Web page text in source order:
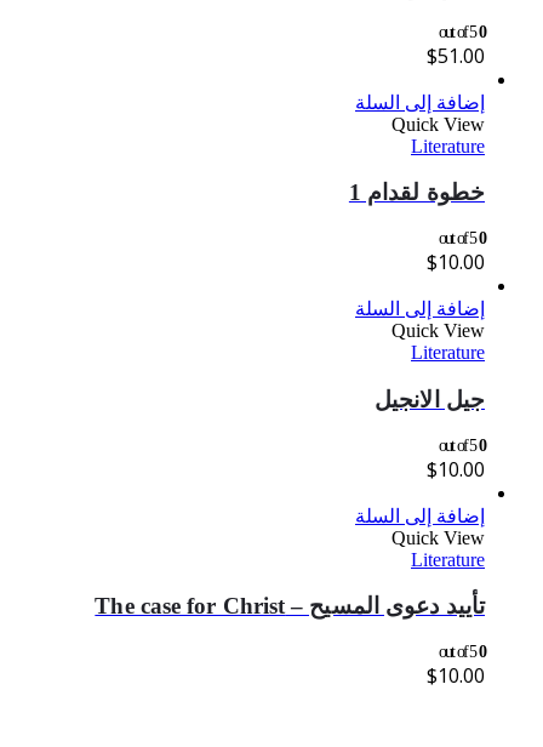
0
out of 5
$51.00
إضافة إلى السلة
Quick View
Literature
خطوة لقدام 1
0
out of 5
$10.00
إضافة إلى السلة
Quick View
Literature
جيل الانجيل
0
out of 5
$10.00
إضافة إلى السلة
Quick View
Literature
تأييد دعوى المسيح – The case for Christ
0
out of 5
$10.00